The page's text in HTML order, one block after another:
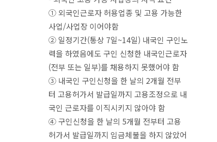
① 외국인근로자 허용업종 및 고용 가능한
사업/사업장 이어야함
② 일정기간(통상 7일~14일) 내국인 구인노
력을 하였음에도 구인 신청한 내국인근로자
(전부 또는 일부)를 채용하지 못했어야 함
③ 내국인 구인신청을 한 날의 2개월 전부
터 고용허가서 발급일까지 고용조정으로 내
국인 근로자를 이직시키지 않아야 함
④ 구인신청을 한 날의 5개월 전부터 고용
허가서 발급일까지 임금체불을 하지 않았어